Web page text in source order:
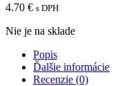
4.70 € s DPH
Nie je na sklade
Popis
Ďalšie informácie
Recenzie (0)